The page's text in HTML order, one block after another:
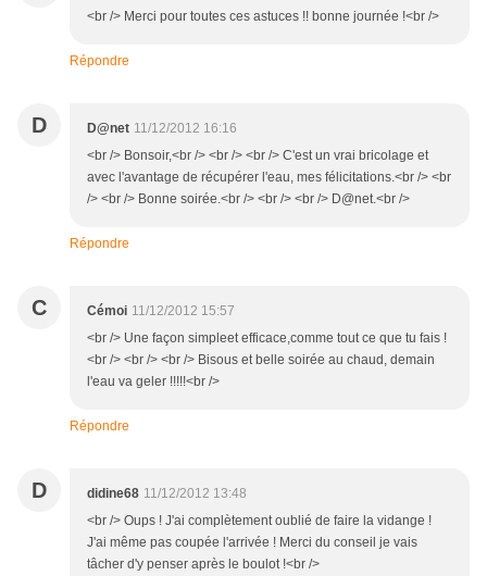
<br /> Merci pour toutes ces astuces !! bonne journée !<br />
Répondre
D D@net 11/12/2012 16:16
<br /> Bonsoir,<br /> <br /> <br /> C'est un vrai bricolage et
avec l'avantage de récupérer l'eau, mes félicitations.<br /> <br
/> <br /> Bonne soirée.<br /> <br /> <br /> D@net.<br />
Répondre
C Cémoi 11/12/2012 15:57
<br /> Une façon simpleet efficace,comme tout ce que tu fais !
<br /> <br /> <br /> Bisous et belle soirée au chaud, demain
l'eau va geler !!!!!<br />
Répondre
D didine68 11/12/2012 13:48
<br /> Oups ! J'ai complètement oublié de faire la vidange !
J'ai même pas coupée l'arrivée ! Merci du conseil je vais
tâcher d'y penser après le boulot !<br />